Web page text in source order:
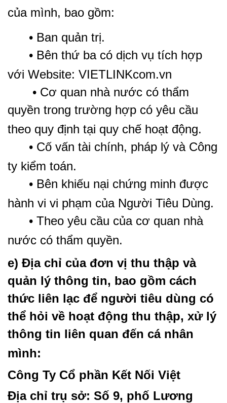
của mình, bao gồm:
• Ban quản trị.
• Bên thứ ba có dịch vụ tích hợp
với Website: VIETLINKcom.vn
• Cơ quan nhà nước có thẩm
quyền trong trường hợp có yêu cầu
theo quy định tại quy chế hoạt động.
• Cố vấn tài chính, pháp lý và Công
ty kiểm toán.
• Bên khiếu nại chứng minh được
hành vi vi phạm của Người Tiêu Dùng.
• Theo yêu cầu của cơ quan nhà
nước có thẩm quyền.
e) Địa chỉ của đơn vị thu thập và
quản lý thông tin, bao gồm cách
thức liên lạc để người tiêu dùng có
thể hỏi về hoạt động thu thập, xử lý
thông tin liên quan đến cá nhân
mình:
Công Ty Cổ phần Kết Nối Việt
Địa chỉ trụ sở: Số 9, phố Lương